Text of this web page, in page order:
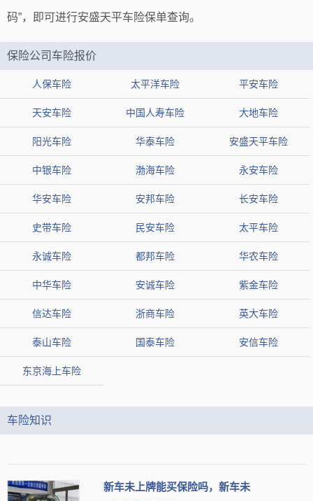
码”，即可进行安盛天平车险保单查询。
保险公司车险报价
人保车险 太平洋车险 平安车险
天安车险 中国人寿车险 大地车险
阳光车险 华泰车险 安盛天平车险
中银车险 渤海车险 永安车险
华安车险 安邦车险 长安车险
史带车险 民安车险 太平车险
永诚车险 都邦车险 华农车险
中华车险 安诚车险 紫金车险
信达车险 浙商车险 英大车险
泰山车险 国泰车险 安信车险
东京海上车险
车险知识
新车未上牌能买保险吗，新车未